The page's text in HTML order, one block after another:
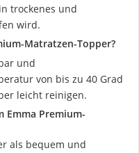
trockenes und
wird.
Matratzen-Topper?
und
von bis zu 40 Grad
leicht reinigen.
Emma Premium-
als bequem und